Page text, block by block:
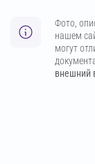
Фото,
нашем
могут
внешний